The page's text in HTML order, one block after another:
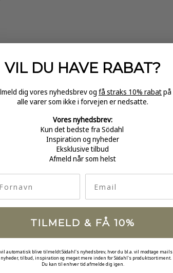
VIL DU HAVE RABAT?
dig vores nyhedsbrev og få straks 10% rabatpå
alle varer som ikke i forvejen er nedsatte.
Vores nyhedsbrev:
Kun det bedste fra Södahl
Inspiration og nyheder
Eksklusive tilbud
Afmeld når som helst
TILMELD & FÅ 10%
automatisk blive tilmeldt Södahl's nyhedsbrev, hvor du bl.a. vil modtage mails
tilbud, inspiration og meget mere inden for Södahl's produktsortiment.
Du kan til enhver tid afmelde dig igen.